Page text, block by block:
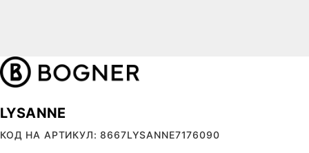
LYSANNE
КОД НА АРТИКУЛ: 8667LYSANNE7176090